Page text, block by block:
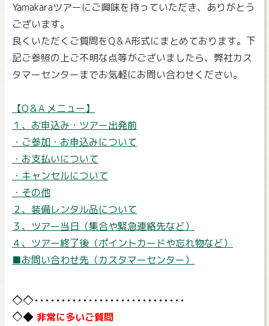
Yamakaraツアーにご興味を持っていただき、ありがとう
ございます。
良くいただくご質問をQ＆A形式にまとめております。下
記ご参照の上ご不明な点等がございましたら、弊社カス
タマーセンターまでお気軽にお問い合わせください。
【Q＆A メニュー】
１、お申込み・ツアー出発前
・ご参加・お申込みについて
・お支払いについて
・キャンセルについて
・その他
２、装備レンタル品について
３、ツアー当日（集合や緊急連絡先など）
４、ツアー終了後（ポイントカードや忘れ物など）
■お問い合わせ先（カスタマーセンター）
非常に多いご質問